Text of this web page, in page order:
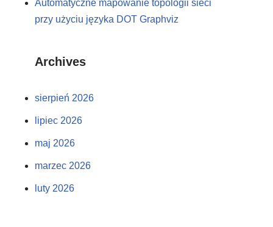
Automatyczne mapowanie topologii sieci
przy użyciu języka DOT Graphviz
Archives
sierpień 2026
lipiec 2026
maj 2026
marzec 2026
luty 2026